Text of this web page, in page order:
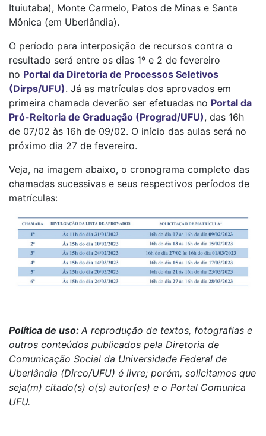
Ituiutaba), Monte Carmelo, Patos de Minas e Santa
Mônica (em Uberlândia).
O período para interposição de recursos contra o
resultado será entre os dias 1º e 2 de fevereiro
no Portal da Diretoria de Processos Seletivos
(Dirps/UFU). Já as matrículas dos aprovados em
primeira chamada deverão ser efetuadas no Portal da
Pró-Reitoria de Graduação (Prograd/UFU), das 16h
de 07/02 às 16h de 09/02. O início das aulas será no
próximo dia 27 de fevereiro.
Veja, na imagem abaixo, o cronograma completo das
chamadas sucessivas e seus respectivos períodos de
matrículas:
Política de uso: A reprodução de textos, fotografias e
outros conteúdos publicados pela Diretoria de
Comunicação Social da Universidade Federal de
Uberlândia (Dirco/UFU) é livre; porém, solicitamos que
seja(m) citado(s) o(s) autor(es) e o Portal Comunica
UFU.